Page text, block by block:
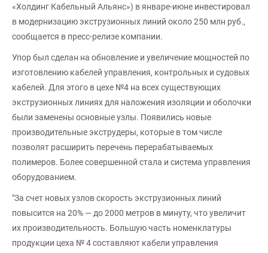
«Холдинг Кабельный Альянс») в январе-июне инвестировал
в модернизацию экструзионных линий около 250 млн руб.,
сообщается в пресс-релизе компании.
Упор был сделан на обновление и увеличение мощностей по
изготовлению кабелей управления, контрольных и судовых
кабелей. Для этого в цехе №4 на всех существующих
экструзионных линиях для наложения изоляции и оболочки
были заменены основные узлы. Появились новые
производительные экструдеры, которые в том числе
позволят расширить перечень перерабатываемых
полимеров. Более совершенной стала и система управления
оборудованием.
"За счет новых узлов скорость экструзионных линий
повысится на 20% — до 2000 метров в минуту, что увеличит
их производительность. Большую часть номенклатуры
продукции цеха № 4 составляют кабели управления